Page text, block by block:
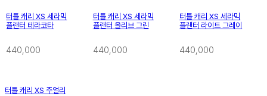
터틀 캐리 XS 세라믹
플랜터 테라코타
440,000
터틀 캐리 XS 세라믹
플랜터 올리브 그린
440,000
터틀 캐리 XS 세라믹
플랜터 라이트 그레이
440,000
터틀 캐리 XS 주얼리